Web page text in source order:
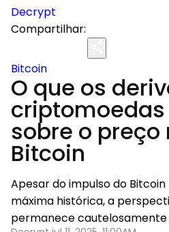
Decrypt
Compartilhar:
Bitcoin
O que os
criptomoedas
sobre o preço
Bitcoin
Apesar do impulso do
máxima histórica, a
permanece